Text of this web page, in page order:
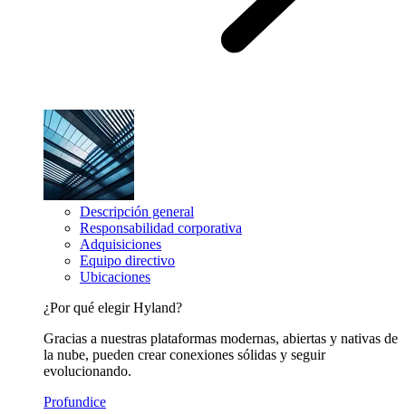
Descripción general
Responsabilidad corporativa
Adquisiciones
Equipo directivo
Ubicaciones
¿Por qué elegir Hyland?
Gracias a nuestras plataformas modernas, abiertas y nativas de
la nube, pueden crear conexiones sólidas y seguir
evolucionando.
Profundice